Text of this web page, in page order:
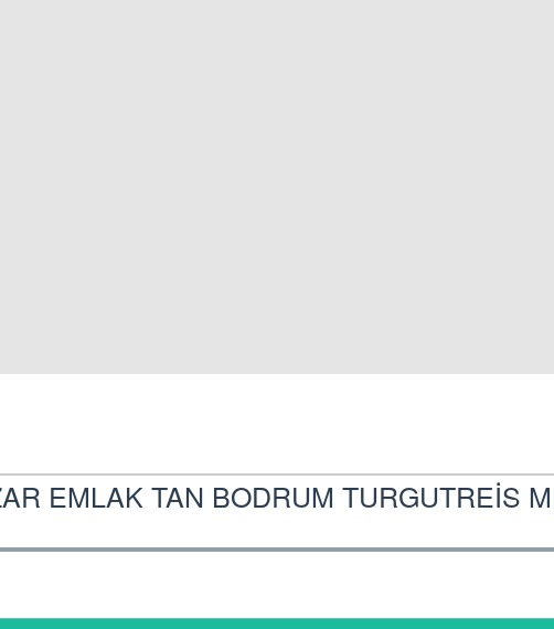
EMLAK TAN BODRUM TURGUTREİS